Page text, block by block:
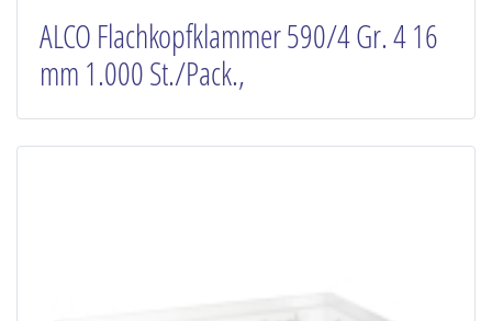
ALCO Flachkopfklammer 590/4 Gr. 4 16
mm 1.000 St./Pack.,